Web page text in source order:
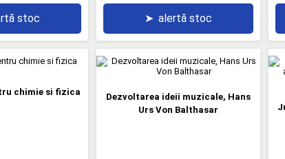
stoc ➤ alertă stoc
chimie si fizica
Dezvoltarea ideii muzicale, Hans
Urs Von Balthasar